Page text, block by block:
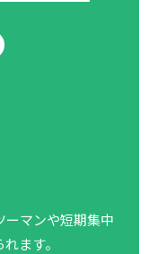
ーマンや短期集中
ます。